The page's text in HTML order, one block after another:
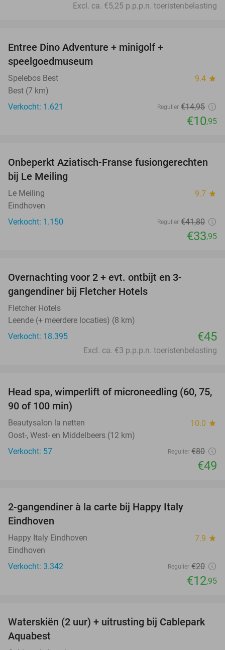
Excl. ca. €5,25 p.p.p.n. toeristenbelasting
Entree Dino Adventure + minigolf +
speelgoedmuseum
Spelebos Best 9.4 star
Best (7 km)
Verkocht: 1.621
Regulier €14,95
€10,95
19%
Onbeperkt Aziatisch-Franse fusiongerechten
bij Le Meiling
Le Meiling 9.7 star
Eindhoven
Verkocht: 1.150
Regulier €41,80
€33,95
Overnachting voor 2 + evt. ontbijt en 3-
gangendiner bij Fletcher Hotels
Fletcher Hotels
Leende (+ meerdere locaties) (8 km)
Verkocht: 18.395
€45
Excl. ca. €3 p.p.p.n. toeristenbelasting
39%
Head spa, wimperlift of microneedling (60, 75,
90 of 100 min)
Beautysalon la netten 10.0 star
Oost-, West- en Middelbeers (12 km)
Verkocht: 57
Regulier €80
€49
2-gangendiner à la carte bij Happy Italy
Eindhoven
Happy Italy Eindhoven 7.9 star
Eindhoven
Verkocht: 3.342
Regulier €20
€12,95
49%
Waterskiën (2 uur) + uitrusting bij Cablepark
Aquabest